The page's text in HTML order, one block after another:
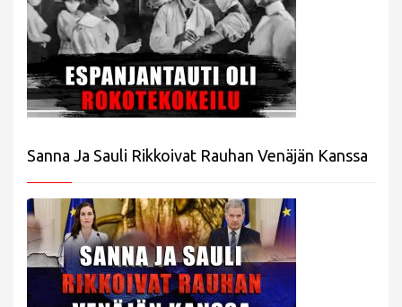
Sanna Ja Sauli Rikkoivat Rauhan Venäjän Kanssa